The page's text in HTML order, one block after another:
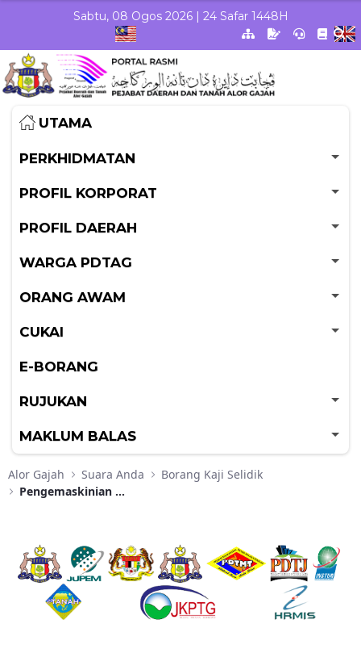
Skip to Main ContentSabtu, 08 Ogos 2026 | 24 Safar 1448H
UTAMA
PERKHIDMATAN
PROFIL KORPORAT
PROFIL DAERAH
WARGA PDTAG
ORANG AWAM
CUKAI
E-BORANG
RUJUKAN
MAKLUM BALAS
Alor Gajah Suara Anda
Borang Kaji Selidik
Pengemaskinian Cukai